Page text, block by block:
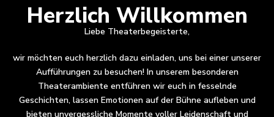
Herzlich Willkommen
Liebe Theaterbegeisterte,
wir möchten euch herzlich dazu einladen, uns bei einer unserer
Aufführungen zu besuchen! In unserem besonderen
Theaterambiente entführen wir euch in fesselnde
Geschichten, lassen Emotionen auf der Bühne aufleben und
bieten unvergessliche Momente voller Leidenschaft und